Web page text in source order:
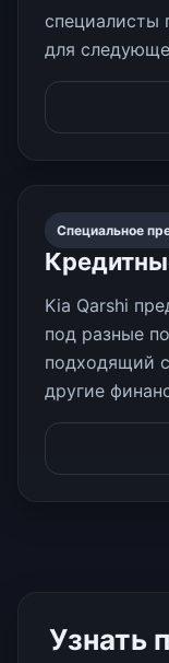
специалисты
для
Специальное
Kia Qarshi
под разные
подходящий
другие
Узнать